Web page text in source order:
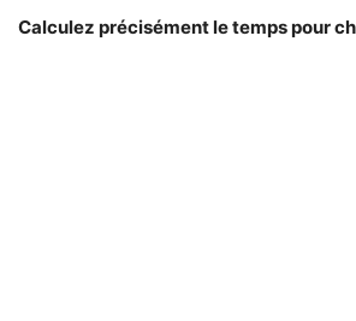
Calculez précisément le temps pour